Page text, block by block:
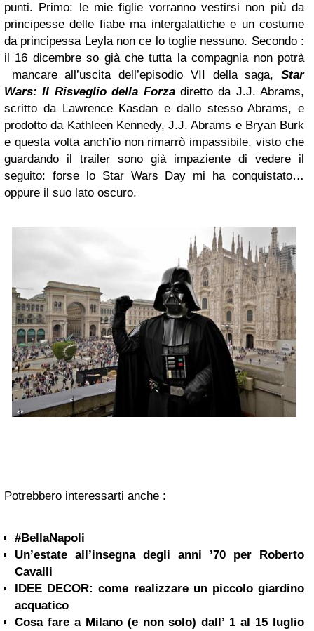
punti. Primo: le mie figlie vorranno vestirsi non più da
principesse delle fiabe ma intergalattiche e un costume
da principessa Leyla non ce lo toglie nessuno. Secondo :
il 16 dicembre so già che tutta la compagnia non potrà
mancare all’uscita dell’episodio VII della saga, Star
Wars: Il Risveglio della Forzadiretto da J.J. Abrams,
scritto da Lawrence Kasdan e dallo stesso Abrams, e
prodotto da Kathleen Kennedy, J.J. Abrams e Bryan Burk
e questa volta anch’io non rimarrò impassibile, visto che
guardando il trailer sono già impaziente di vedere il
seguito: forse lo Star Wars Day mi ha conquistato…
oppure il suo lato oscuro.
Potrebbero interessarti anche :
#BellaNapoli
Un’estate all’insegna degli anni ’70 per Roberto
Cavalli
IDEE DECOR: come realizzare un piccolo giardino
acquatico
Cosa fare a Milano (e non solo) dall’ 1 al 15 luglio